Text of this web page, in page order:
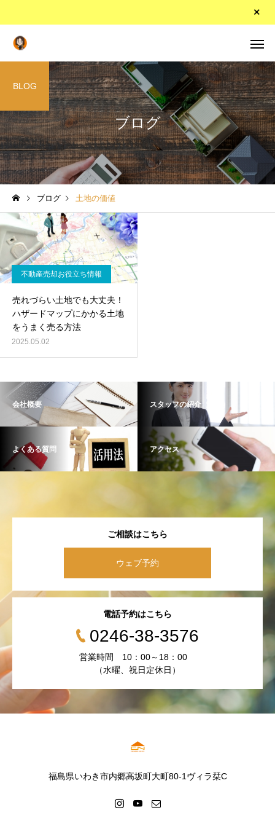
ブログ
BLOG
ブログ 土地の価値
不動産売却お役立ち情報
売れづらい土地でも大丈夫！
ハザードマップにかかる土地
をうまく売る方法
2025.05.02
会社概要 スタッフの紹介
よくある質問 アクセス
ご相談はこちら
ウェブ予約
電話予約はこちら
0246-38-3576
営業時間 10：00～18：00
（水曜、祝日定休日）
福島県いわき市内郷高坂町大町80-1ヴィラ栞C